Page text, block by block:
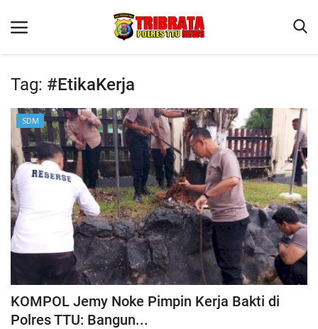
Beranda
Terms & Conditions
Reskrim
Binkam
Lantas
OPINI
Tag: #EtikaKerja
SDM
KOMPOL Jemy Noke Pimpin Kerja Bakti di
Polres TTU: Bangun...